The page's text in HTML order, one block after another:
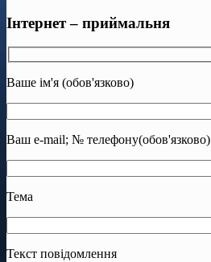
Інтернет – приймальня
Ваше ім'я (обов'язково)
Ваш e-mail; № телефону(обов'язково)
Тема
Текст повідомлення